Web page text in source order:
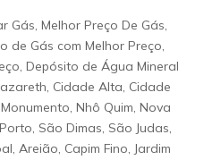
Gás, Melhor Preço De Gás,
de Gás com Melhor Preço,
Depósito de Água Mineral
Cidade Alta, Cidade
Nhô Quim, Nova
São Dimas, São Judas,
Areião, Capim Fino, Jardim